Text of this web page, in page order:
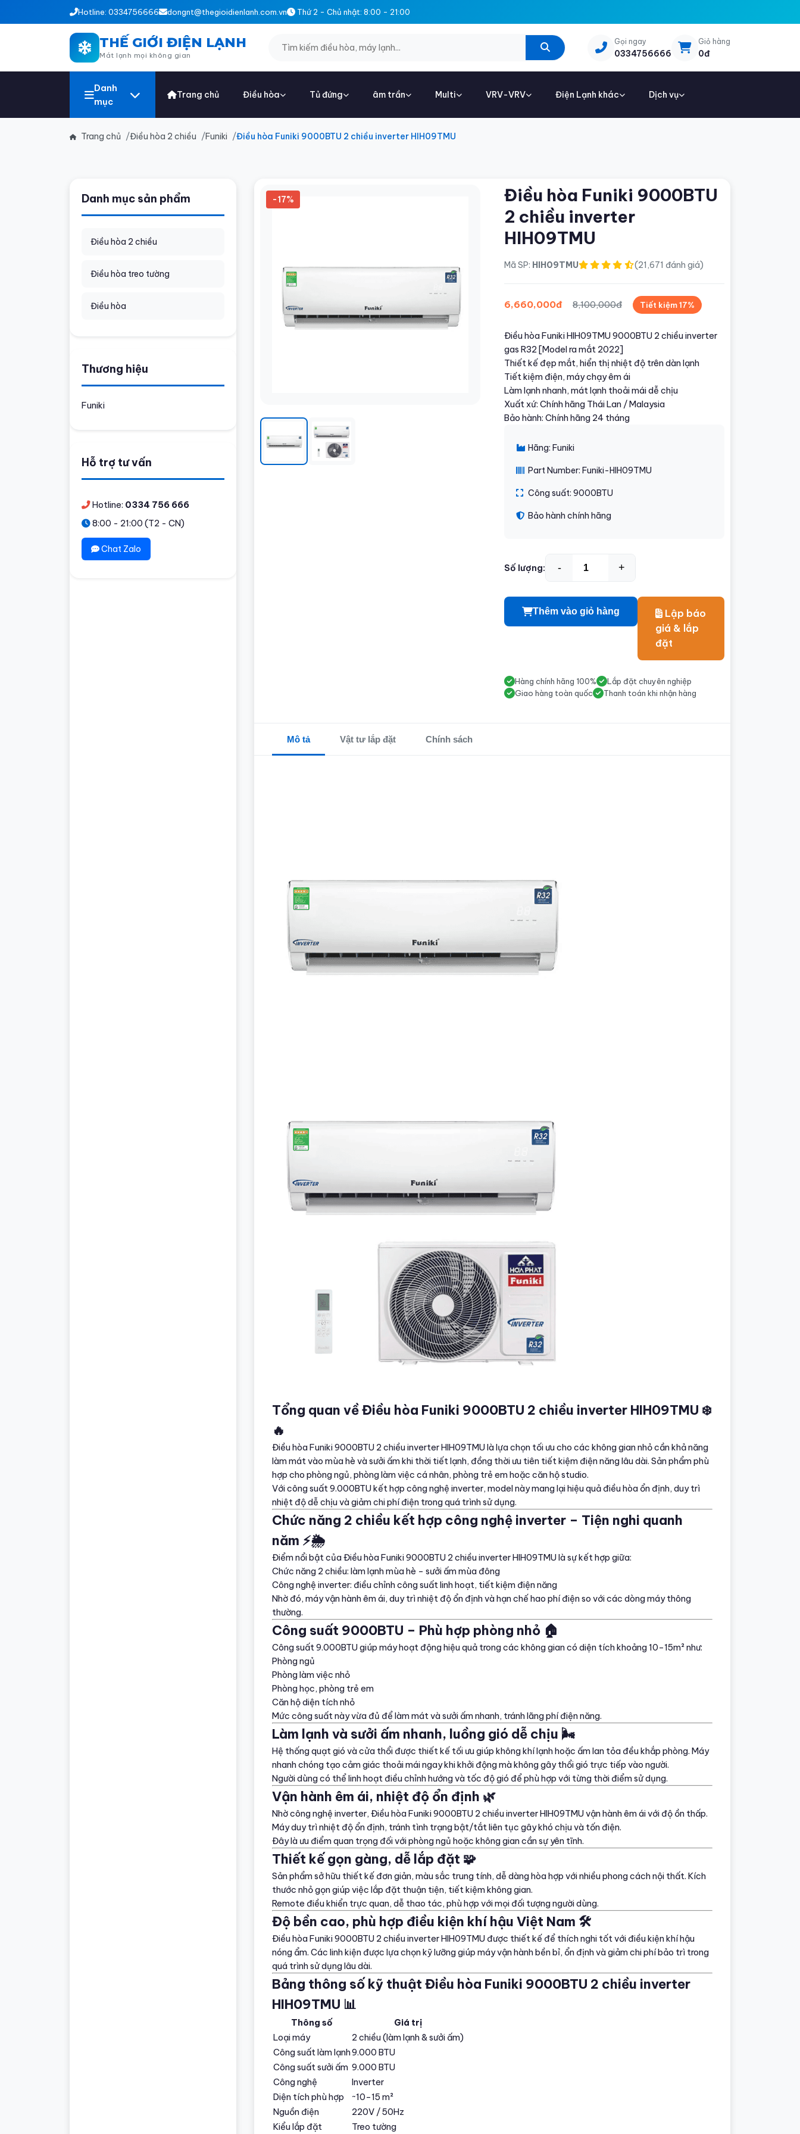
Hotline: 0334756666 dongnt@thegioidienlanh.com.vn Thứ 2 - Chủ nhật: 8:00 - 21:00
THẾ GIỚI ĐIỆN LẠNH
Mát lạnh mọi không gian
Gọi ngay
0334756666
Giỏ hàng
0đ
Danh
mục
Trang chủ Điều hòa Tủ đứng âm trần Multi VRV-VRV Điện Lạnh khác Dịch vụ
Trang chủ Điều hòa 2 chiều Funiki Điều hòa Funiki 9000BTU 2 chiều inverter HIH09TMU
Danh mục sản phẩm
Điều hòa 2 chiều
Điều hòa treo tường
Điều hòa
Thương hiệu
Funiki
Hỗ trợ tư vấn
Hotline: 0334 756 666
8:00 - 21:00 (T2 - CN)
Chat Zalo
-17%
Điều hòa Funiki 9000BTU
2 chiều inverter
HIH09TMU
Mã SP: HIH09TMU (21,671 đánh giá)
6,660,000đ 8,100,000đ Tiết kiệm 17%
Điều hòa Funiki HIH09TMU 9000BTU 2 chiều inverter
gas R32 [Model ra mắt 2022]
Thiết kế đẹp mắt, hiển thị nhiệt độ trên dàn lạnh
Tiết kiệm điện, máy chạy êm ái
Làm lạnh nhanh, mát lạnh thoải mái dễ chịu
Xuất xứ: Chính hãng Thái Lan / Malaysia
Bảo hành: Chính hãng 24 tháng
Hãng: Funiki
Part Number: Funiki-HIH09TMU
Công suất: 9000BTU
Bảo hành chính hãng
Số lượng: - +
Thêm vào giỏ hàng
Lập báo
giá & lắp
đặt
Hàng chính hãng 100%
Lắp đặt chuyên nghiệp
Giao hàng toàn quốc
Thanh toán khi nhận hàng
Mô tả Vật tư lắp đặt Chính sách
Tổng quan về Điều hòa Funiki 9000BTU 2 chiều inverter HIH09TMU ❄️
🔥
Điều hòa Funiki 9000BTU 2 chiều inverter HIH09TMU là lựa chọn tối ưu cho các không gian nhỏ cần khả năng
làm mát vào mùa hè và sưởi ấm khi thời tiết lạnh, đồng thời ưu tiên tiết kiệm điện năng lâu dài. Sản phẩm phù
hợp cho phòng ngủ, phòng làm việc cá nhân, phòng trẻ em hoặc căn hộ studio.
Với công suất 9.000BTU kết hợp công nghệ inverter, model này mang lại hiệu quả điều hòa ổn định, duy trì
nhiệt độ dễ chịu và giảm chi phí điện trong quá trình sử dụng.
Chức năng 2 chiều kết hợp công nghệ inverter – Tiện nghi quanh
năm ⚡🌦️
Điểm nổi bật của Điều hòa Funiki 9000BTU 2 chiều inverter HIH09TMU là sự kết hợp giữa:
Chức năng 2 chiều: làm lạnh mùa hè – sưởi ấm mùa đông
Công nghệ inverter: điều chỉnh công suất linh hoạt, tiết kiệm điện năng
Nhờ đó, máy vận hành êm ái, duy trì nhiệt độ ổn định và hạn chế hao phí điện so với các dòng máy thông
thường.
Công suất 9000BTU – Phù hợp phòng nhỏ 🏠
Công suất 9.000BTU giúp máy hoạt động hiệu quả trong các không gian có diện tích khoảng 10–15m² như:
Phòng ngủ
Phòng làm việc nhỏ
Phòng học, phòng trẻ em
Căn hộ diện tích nhỏ
Mức công suất này vừa đủ để làm mát và sưởi ấm nhanh, tránh lãng phí điện năng.
Làm lạnh và sưởi ấm nhanh, luồng gió dễ chịu 🌬️
Hệ thống quạt gió và cửa thổi được thiết kế tối ưu giúp không khí lạnh hoặc ấm lan tỏa đều khắp phòng. Máy
nhanh chóng tạo cảm giác thoải mái ngay khi khởi động mà không gây thổi gió trực tiếp vào người.
Người dùng có thể linh hoạt điều chỉnh hướng và tốc độ gió để phù hợp với từng thời điểm sử dụng.
Vận hành êm ái, nhiệt độ ổn định 🌿
Nhờ công nghệ inverter, Điều hòa Funiki 9000BTU 2 chiều inverter HIH09TMU vận hành êm ái với độ ồn thấp.
Máy duy trì nhiệt độ ổn định, tránh tình trạng bật/tắt liên tục gây khó chịu và tốn điện.
Đây là ưu điểm quan trọng đối với phòng ngủ hoặc không gian cần sự yên tĩnh.
Thiết kế gọn gàng, dễ lắp đặt 🧩
Sản phẩm sở hữu thiết kế đơn giản, màu sắc trung tính, dễ dàng hòa hợp với nhiều phong cách nội thất. Kích
thước nhỏ gọn giúp việc lắp đặt thuận tiện, tiết kiệm không gian.
Remote điều khiển trực quan, dễ thao tác, phù hợp với mọi đối tượng người dùng.
Độ bền cao, phù hợp điều kiện khí hậu Việt Nam 🛠️
Điều hòa Funiki 9000BTU 2 chiều inverter HIH09TMU được thiết kế để thích nghi tốt với điều kiện khí hậu
nóng ẩm. Các linh kiện được lựa chọn kỹ lưỡng giúp máy vận hành bền bỉ, ổn định và giảm chi phí bảo trì trong
quá trình sử dụng lâu dài.
Bảng thông số kỹ thuật Điều hòa Funiki 9000BTU 2 chiều inverter
HIH09TMU 📊
Thông số
Giá trị
Loại máy
2 chiều (làm lạnh & sưởi ấm)
Công suất làm lạnh9.000 BTU
Công suất sưởi ấm 9.000 BTU
Công nghệ
Inverter
Diện tích phù hợp
~10–15 m²
Nguồn điện
220V / 50Hz
Kiểu lắp đặt
Treo tường